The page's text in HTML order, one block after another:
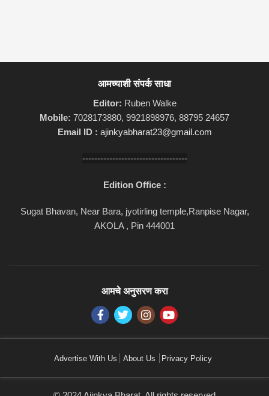
आमच्याशी संपर्क साधा
Editor: Ruben Walke
Mobile: 7028173880, 9921898976, 88795 24657
Email ID : ajinkyabharat23@gmail.com
-----------------------------------
Edition Office :
Sugat Bhavan, Near Bara, jyotirling temple,Ranpise Nagar,
AKOLA , Pin 444001
आमचे अनुसरण करा
Advertise With Us About Us Privacy Policy